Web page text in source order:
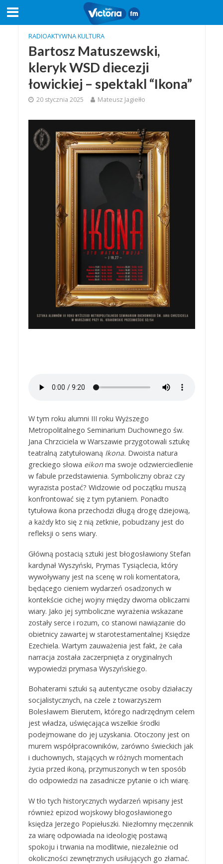
RADIOAKTYWNA KULTURA
Bartosz Matuszewski,
kleryk WSD diecezji
łowickiej – spektakl “Ikona”
20 stycznia 2025 Mateusz Jagiełło
W tym roku alumni III roku Wyższego
Metropolitalnego Seminarium Duchownego św.
Jana Chrzciciela w Warszawie przygotowali sztukę
teatralną zatytułowaną Ikona. Dwoista natura
greckiego słowa eikonma swoje odzwierciedlenie
w fabule przedstawienia. Symboliczny obraz czy
wyrazista postać? Widzowie od początku muszą
konfrontować się z tym pytaniem. Ponadto
tytułowa ikona przechodzi długą drogę dziejową,
a każdy kto się z nią zetknie, pobudzany jest do
refleksji o sens wiary.
Główną postacią sztuki jest błogosławiony Stefan
kardynał Wyszyński, Prymas Tysiąclecia, który
wywoływany jest na scenę w roli komentatora,
będącego cieniem wydarzeń osadzonych w
kontekście cichej wojny między dwoma obliczami
wiary. Jako jej symboliczne wyrażenia wskazane
zostały serce i rozum, co stanowi nawiązanie do
obietnicy zawartej w starotestamentalnej Księdze
Ezechiela. Wartym zauważenia jest fakt, że cała
narracja została zaczerpnięta z oryginalnych
wypowiedzi prymasa Wyszyńskiego.
Bohaterami sztuki są autentyczne osoby działaczy
socjalistycznych, na czele z towarzyszem
Bolesławem Bierutem, którego nadrzędnym celem
jest władza, uświęcająca wszelkie środki
podejmowane do jej uzyskania. Otoczony jest on
murem współpracowników, zarówno świeckich jak
i duchownych, stających w różnych momentach
życia przed ikoną, przymuszonych w ten sposób
do odpowiedzi na zasadnicze pytanie o ich wiarę.
W tło tych historycznych wydarzeń wpisany jest
również epizod wojskowy błogosławionego
księdza Jerzego Popiełuszki. Niezłomny męczennik
za wiarę odpowiada na ideologię postawą
spokoju i trwania na modlitwie, niezależnie od
okoliczności zewnętrznych usiłujących go złamać.